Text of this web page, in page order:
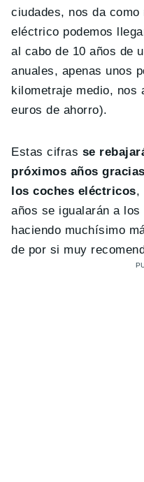
ciudades, nos da
eléctrico podemos
al cabo de 10 años de
anuales, apenas unos
kilometraje medio, nos
euros de ahorro).
Estas cifras se
próximos años
los coches eléctricos,
años se igualarán a
haciendo muchísimo
de por si muy